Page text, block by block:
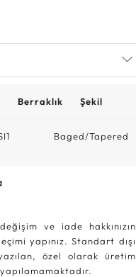
Berraklık Şekil
Baged/Tapered
ve iade hakkınızın
yapınız. Standart dışı
özel olarak üretim